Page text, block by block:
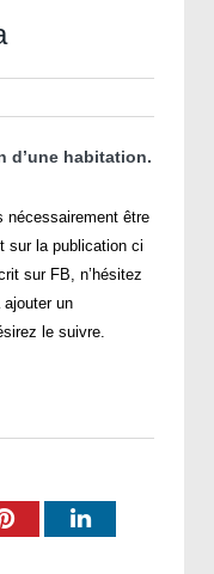
d’une habitation.
nécessairement être
sur la publication ci
sur FB, n’hésitez
un
le suivre.
PinterestLinkedIn